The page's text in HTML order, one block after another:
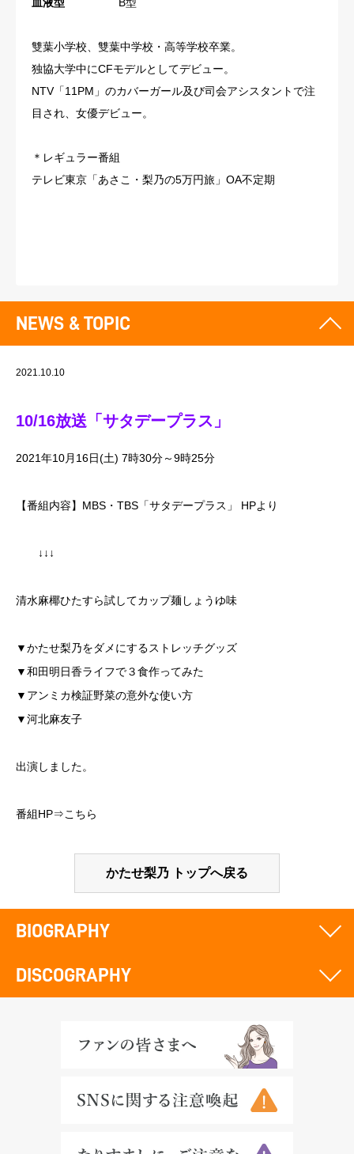
雙葉小学校、雙葉中学校・高等学校卒業。
独協大学中にCFモデルとしてデビュー。
NTV「11PM」のカバーガール及び司会アシスタントで注
目され、女優デビュー。
＊レギュラー番組
テレビ東京「あさこ・梨乃の5万円旅」OA不定期
NEWS & TOPIC
2021.10.10
10/16放送「サタデープラス」
2021年10月16日(土) 7時30分～9時25分
【番組内容】MBS・TBS「サタデープラス」 HPより
↓↓↓
清水麻椰ひたすら試してカップ麺しょうゆ味
▼かたせ梨乃をダメにするストレッチグッズ
▼和田明日香ライフで３食作ってみた
▼アンミカ検証野菜の意外な使い方
▼河北麻友子
出演しました。
番組HP⇒こちら
かたせ梨乃 トップへ戻る
BIOGRAPHY
DISCOGRAPHY